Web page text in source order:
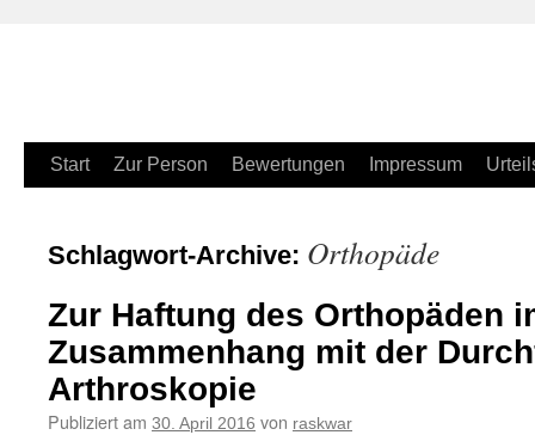
Zum
springen
Start Zur Person Bewertungen Impressum
Schlagwort-Archive: Orthopäde
Zur Haftung des Orthopäden
Zusammenhang mit der
Arthroskopie
Publiziert am 30. April 2016 von raskwar